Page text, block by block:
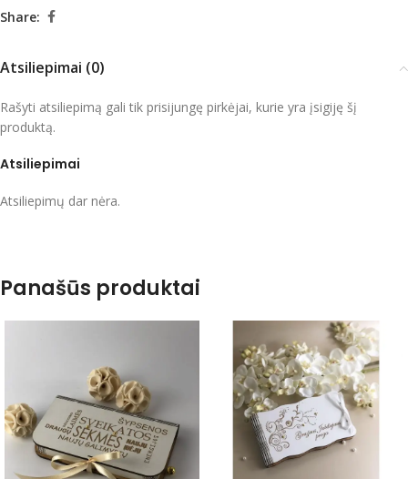
Share:
Atsiliepimai (0)
Atsiliepimai
Atsiliepimų dar nėra.
Rašyti atsiliepimą gali tik prisijungę pirkėjai, kurie yra įsigiję šį
produktą.
Panašūs produktai